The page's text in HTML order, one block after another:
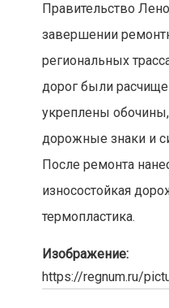
Правительство
завершении
региональных
дорог были
укреплены
дорожные знаки и
После ремонта
износостойкая
термопластика.
Изображение:
https://regnum.ru/